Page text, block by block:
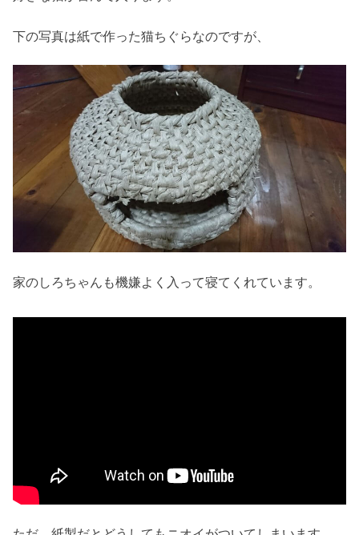
下の写真は紙で作った猫ちぐらなのですが、
家のしろちゃんも機嫌よく入って寝てくれています。